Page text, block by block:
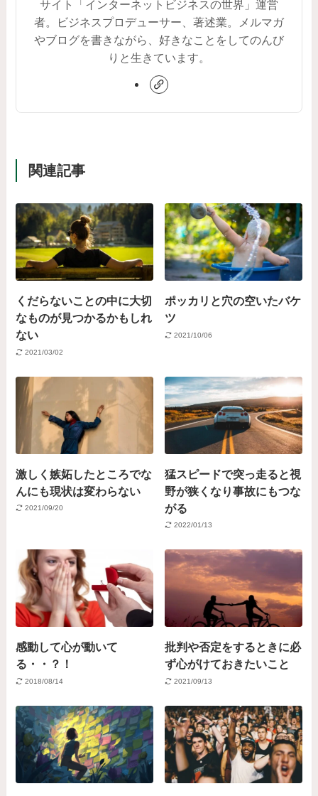
サイト「インターネットビジネスの世界」運営
者。ビジネスプロデューサー、著述業。メルマガ
やブログを書きながら、好きなことをしてのんび
りと生きています。
関連記事
くだらないことの中に大切
なものが見つかるかもしれ
ない
2021/03/02
ポッカリと穴の空いたバケ
ツ
2021/10/06
激しく嫉妬したところでな
んにも現状は変わらない
2021/09/20
猛スピードで突っ走ると視
野が狭くなり事故にもつな
がる
2022/01/13
感動して心が動いて
る・・？！
2018/08/14
批判や否定をするときに必
ず心がけておきたいこと
2021/09/13